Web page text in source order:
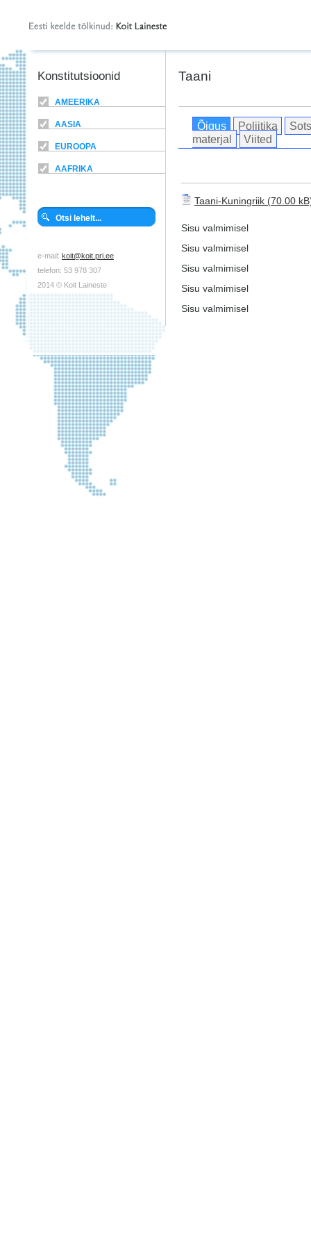
Konstitutsioonid
AMEERIKA
AASIA
EUROOPA
AAFRIKA
e-mail: koit@koit.pri.ee
telefon: 53 978 307
2014 © Koit Laineste
Taani
Õigus Poliitika
materjal
Viited
Taani-Kuningriik
Sisu valmimisel
Sisu valmimisel
Sisu valmimisel
Sisu valmimisel
Sisu valmimisel